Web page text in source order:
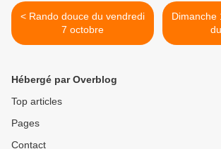
< Rando douce du vendredi
7 octobre
Dimanche
Hébergé par Overblog
Top articles
Pages
Contact